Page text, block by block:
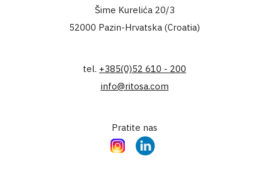
Šime Kurelića 20/3
52000 Pazin-Hrvatska (Croatia)
tel. +385(0)52 610 - 200
info@ritosa.com
Pratite nas
InstagramLinkedIn